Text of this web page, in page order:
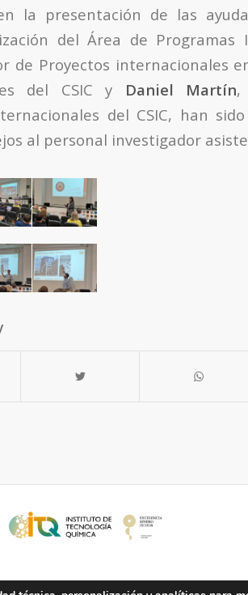
la presentación de las
del Área de Programas
de Proyectos internacionales
del CSIC y Daniel Martín,
del CSIC, han
al personal investigador